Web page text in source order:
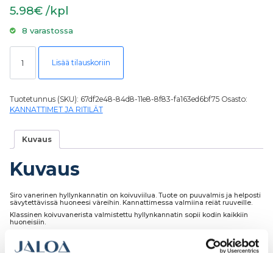
5.98€ /kpl
8 varastossa
Hyllynkannatin Koivu 200x200mm määrä
Lisää tilauskoriin
Tuotetunnus (SKU): 67df2e48-84d8-11e8-8f83-fa163ed6bf75 Osasto:
KANNATTIMET JA RITILÄT
Kuvaus
Kuvaus
Siro vanerinen hyllynkannatin on koivuviilua. Tuote on puuvalmis ja helposti
sävytettävissä huoneesi väreihin. Kannattimessa valmiina reiät ruuveille.
Klassinen koivuvanerista valmistettu hyllynkannatin sopii kodin kaikkiin
huoneisiin.